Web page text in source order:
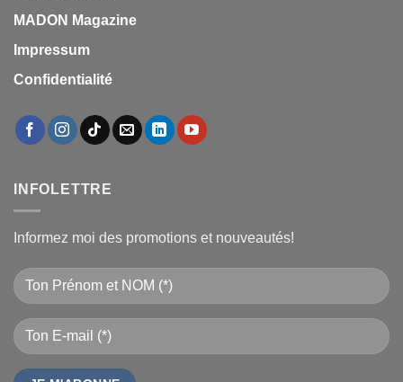
MADON Magazine
Impressum
Confidentialité
INFOLETTRE
Informez moi des promotions et nouveautés!